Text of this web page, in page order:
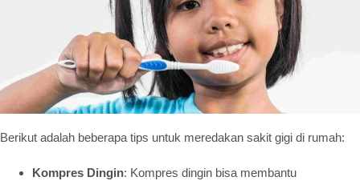
Berikut adalah beberapa tips untuk meredakan sakit gigi di rumah:
Kompres Dingin: Kompres dingin bisa membantu